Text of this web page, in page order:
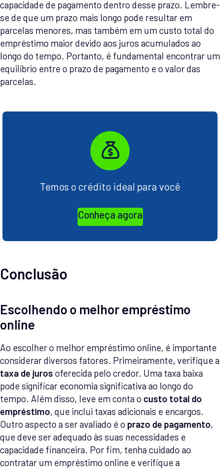
capacidade de pagamento dentro desse prazo. Lembre-
se de que um prazo mais longo pode resultar em
parcelas menores, mas também em um custo total do
empréstimo maior devido aos juros acumulados ao
longo do tempo. Portanto, é fundamental encontrar um
equilíbrio entre o prazo de pagamento e o valor das
parcelas.
Temos o crédito ideal para você
Conheça agora
Conclusão
Escolhendo o melhor empréstimo
online
Ao escolher o melhor empréstimo online, é importante
considerar diversos fatores. Primeiramente, verifique a
taxa de juros oferecida pelo credor. Uma taxa baixa
pode significar economia significativa ao longo do
tempo. Além disso, leve em conta o custo total do
empréstimo, que inclui taxas adicionais e encargos.
Outro aspecto a ser avaliado é o prazo de pagamento,
que deve ser adequado às suas necessidades e
capacidade financeira. Por fim, tenha cuidado ao
contratar um empréstimo online e verifique a